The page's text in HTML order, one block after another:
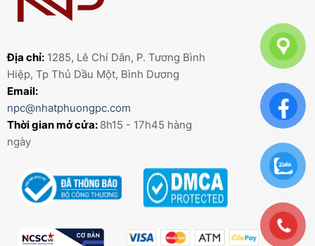
Địa chỉ: 1285, Lê Chí Dân, P. Tương Bình
Hiệp, Tp Thủ Dầu Một, Bình Dương
Email:
npc@nhatphuongpc.com
Thời gian mở cửa: 8h15 - 17h45 hàng
ngày